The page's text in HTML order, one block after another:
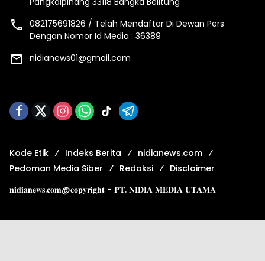
082175691826 / Telah Mendaftar Di Dewan Pers
Dengan Nomor Id Media : 36389
nidianews01@gmail.com
Kode Etik Indeks Berita
nidianews.com
Pedoman Media Siber
Redaksi
Disclaimer
𝐧𝐢𝐝𝐢𝐚𝐧𝐞𝐰𝐬.𝐜𝐨𝐦@𝐜𝐨𝐩𝐲𝐫𝐢𝐠𝐡𝐭 - 𝐏𝐓. 𝐍𝐈𝐃𝐈𝐀 𝐌𝐄𝐃𝐈𝐀 𝐔𝐓𝐀𝐌𝐀